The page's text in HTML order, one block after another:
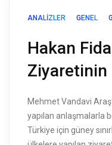
ANALIZLER GENEL
Hakan
Ziyaretinin
Mehmet Vandavi
yapılan anlaşmalarla
Türkiye için güney